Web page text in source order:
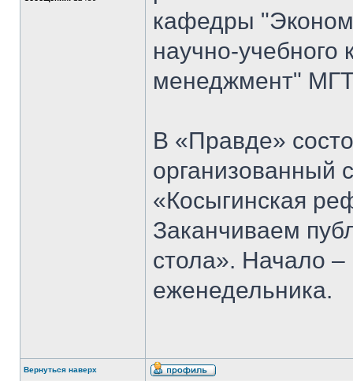
кафедры
научно-
менеджмент"
В «Правде»
организованный
«Косыгинская
Заканчиваем
стола». Начало
еженедельника.
Вернуться наверх